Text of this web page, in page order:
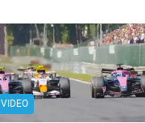
VIDEO